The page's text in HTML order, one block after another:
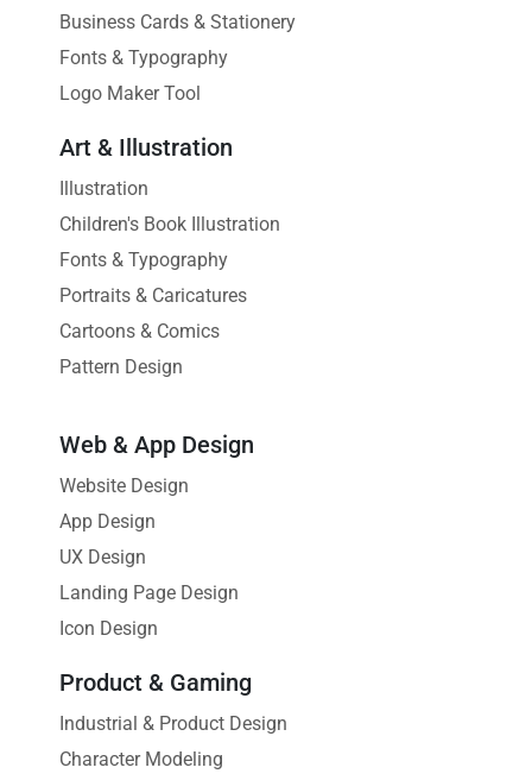
Business Cards & Stationery
Fonts & Typography
Logo Maker Tool
Art & Illustration
Illustration
Children's Book Illustration
Fonts & Typography
Portraits & Caricatures
Cartoons & Comics
Pattern Design
Web & App Design
Website Design
App Design
UX Design
Landing Page Design
Icon Design
Product & Gaming
Industrial & Product Design
Character Modeling